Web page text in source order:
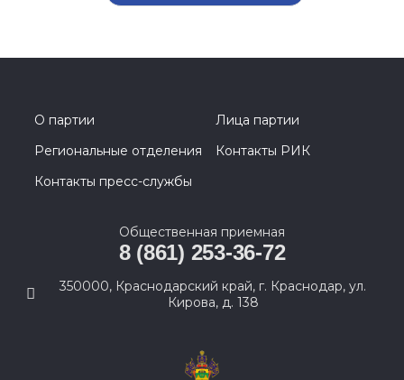
О партии
Лица партии
Региональные отделения
Контакты РИК
Контакты пресс-службы
Общественная приемная
8 (861) 253-36-72
350000, Краснодарский край, г. Краснодар, ул.
Кирова, д. 138